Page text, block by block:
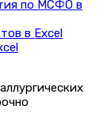
по МСФО в
в Excel